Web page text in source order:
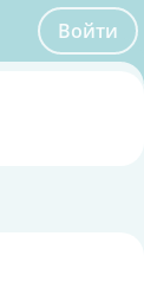
Войти